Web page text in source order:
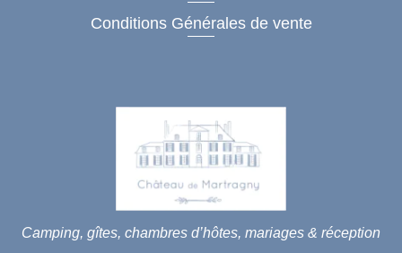
Conditions Générales de vente
Camping, gîtes, chambres d’hôtes, mariages & réception